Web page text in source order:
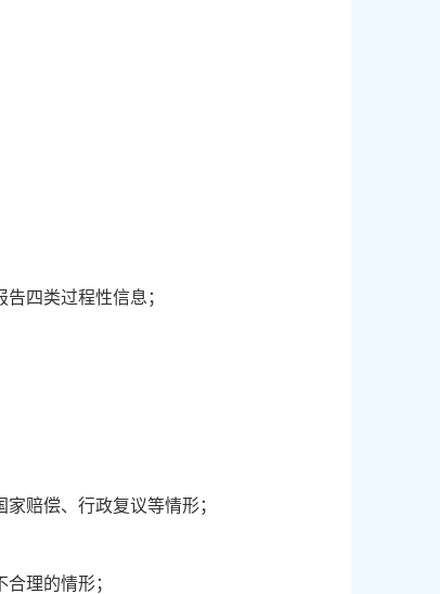
四类过程性信息；
赔偿、行政复议等情形；
理的情形；